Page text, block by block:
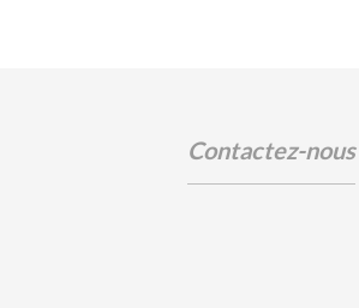
Contactez-nous